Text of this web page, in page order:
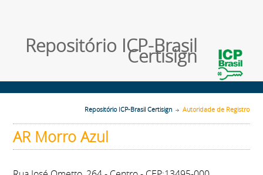
Repositório ICP-Brasil
Certisign
Repositório ICP-Brasil Certisign Autoridade de Registro
AR Morro Azul